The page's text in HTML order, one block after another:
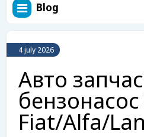
Blog
4 july 2026
Авто
Fiat/Alfa/